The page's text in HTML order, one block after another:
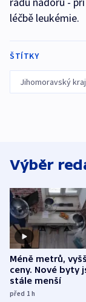
léčbě leukémie.
ŠTÍTKY
Jihomoravský kraj
Výběr
Méně metrů,
ceny. Nové byty
stále menší
před 1h